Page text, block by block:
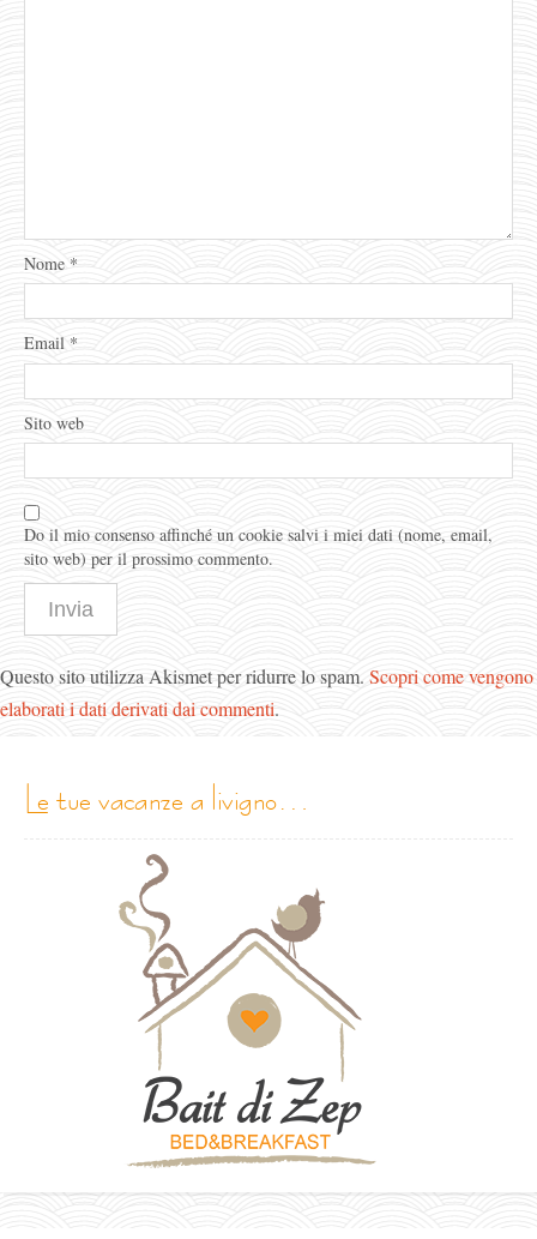
Nome *
Email *
Sito web
Do il mio consenso affinché un cookie salvi i miei dati (nome, email,
sito web) per il prossimo commento.
Questo sito utilizza Akismet per ridurre lo spam. Scopri come vengono
elaborati i dati derivati dai commenti.
le tue vacanze a livigno…